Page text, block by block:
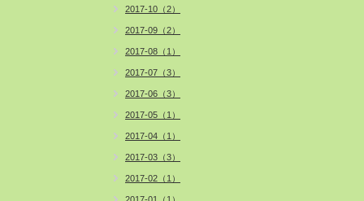
2017-10（2）
2017-09（2）
2017-08（1）
2017-07（3）
2017-06（3）
2017-05（1）
2017-04（1）
2017-03（3）
2017-02（1）